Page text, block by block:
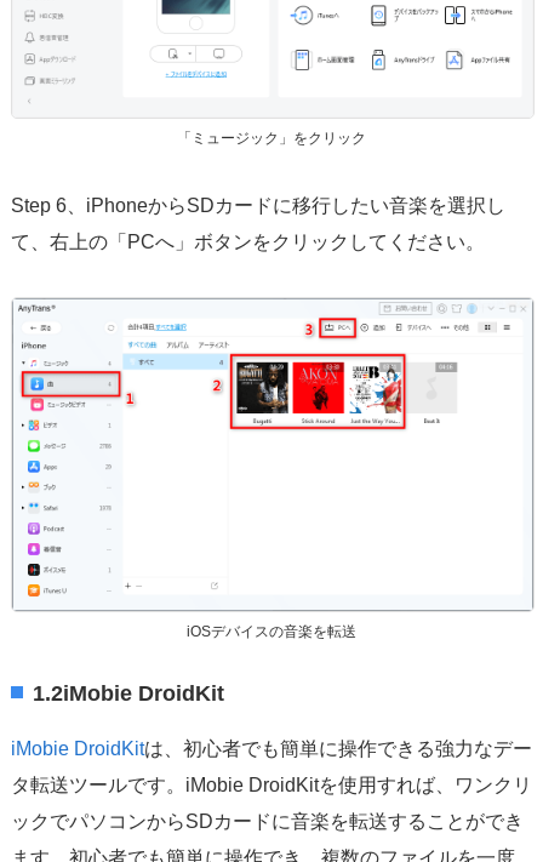
「ミュージック」をクリック
Step 6、iPhoneからSDカードに移行したい音楽を選択し
て、右上の「PCへ」ボタンをクリックしてください。
iOSデバイスの音楽を転送
1.2iMobie DroidKit
iMobie DroidKitは、初心者でも簡単に操作できる強力なデー
タ転送ツールです。iMobie DroidKitを使用すれば、ワンクリ
ックでパソコンからSDカードに音楽を転送することができ